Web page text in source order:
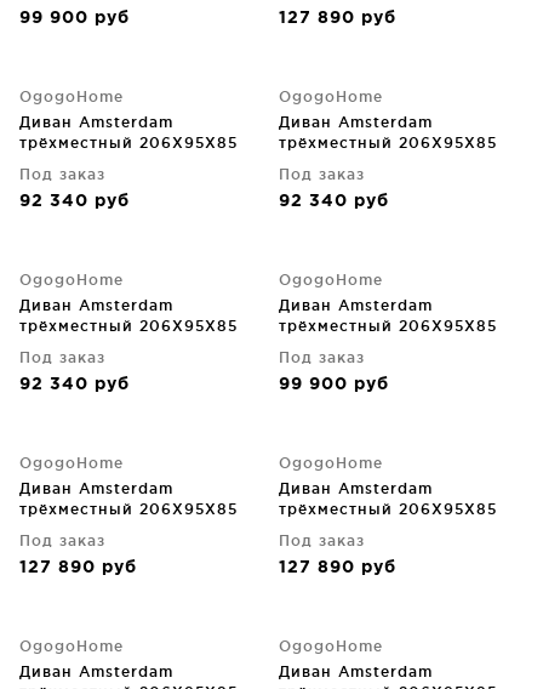
99 900 руб 127 890 руб
OgogoHome
Диван Amsterdam
трёхместный 206X95X85
Под заказ
92 340 руб
OgogoHome
Диван Amsterdam
трёхместный 206X95X85
Под заказ
92 340 руб
OgogoHome
Диван Amsterdam
трёхместный 206X95X85
Под заказ
92 340 руб
OgogoHome
Диван Amsterdam
трёхместный 206X95X85
Под заказ
99 900 руб
OgogoHome
Диван Amsterdam
трёхместный 206X95X85
Под заказ
127 890 руб
OgogoHome
Диван Amsterdam
трёхместный 206X95X85
Под заказ
127 890 руб
OgogoHome
Диван Amsterdam
OgogoHome
Диван Amsterdam